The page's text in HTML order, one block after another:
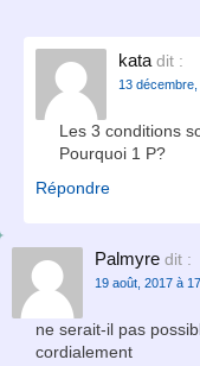
kata dit :
13
Les 3 conditions
Pourquoi 1 P?
Répondre
Palmyre dit :
19 août, 2017 à
ne serait-il pas
cordialement